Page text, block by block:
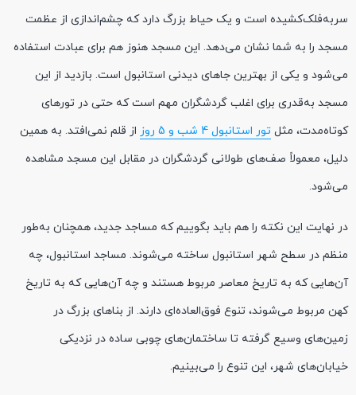
سربه‌فلک‌کشیده است و یک حیاط بزرگ دارد که چشم‌اندازی از عظمت
مسجد را به شما نشان می‌دهد. این مسجد هنوز هم برای عبادت استفاده
می‌شود و یکی از بهترین جاهای دیدنی استانبول است. بازدید از این
مسجد به‌قدری برای اغلب گردشگران مهم است که حتی در تورهای
کوتاه‌مدت، مثل تور استانبول 4 شب و 5 روز
از قلم نمی‌افتد. به همین
دلیل، معمولاً صف‌های طولانی گردشگران در مقابل این مسجد مشاهده
می‌شود.
در نهایت این نکته را هم باید بگوییم که مساجد جدید، همچنان به‌طور
منظم در سطح شهر استانبول ساخته می‌شوند. مساجد استانبول، چه
آن‌هایی که به تاریخ معاصر مربوط هستند و چه آن‌هایی که به تاریخ
کهن مربوط می‌شوند، تنوع فوق‌العاده‌ای دارند. از بناهای بزرگ در
زمین‌های وسیع گرفته تا ساختمان‌های چوبی ساده در نزدیکی
خیابان‌های شهر، این تنوع را می‌بینیم.